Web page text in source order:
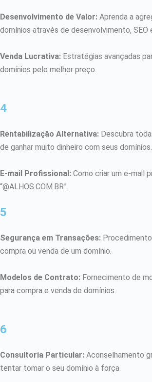
Desenvolvimento de Valor: Aprenda a
domínios através de desenvolvimento, SEO
Venda Lucrativa: Estratégias avançadas
domínios pelo melhor preço.
4
Rentabilização Alternativa: Descubra
de ganhar muito dinheiro com seus domínios.
E-mail Profissional: Como criar um e-mail
“@ALHOS.COM.BR”.
5
Segurança em Transações:
compra ou venda de um domínio.
Modelos de Contrato: Fornecimento de
para compra e venda de domínios.
6
Consultoria Particular: Aconselhamento
tentar tomar o seu domínio à força.